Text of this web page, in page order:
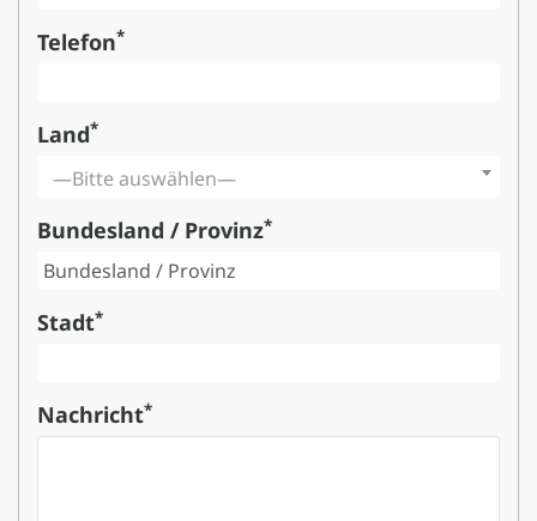
Telefon*
Land*
—Bitte auswählen—
Bundesland / Provinz*
Stadt*
Nachricht*